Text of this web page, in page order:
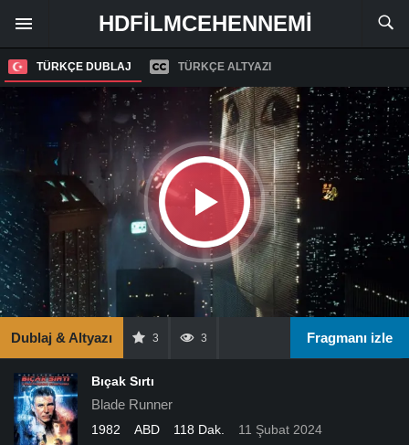
HDFILMCEHENNEMI
TÜRKÇE DUBLAJ TÜRKÇE ALTYAZI
Dublaj & Altyazı 3 3 Fragmanı izle
Bıçak Sırtı
Blade Runner
1982 ABD 118 Dak. 11 Şubat 2024